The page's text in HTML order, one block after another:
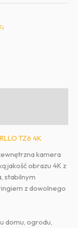
TZ6 4K
kamera
jakość obrazu 4K z
stabilnym
z dowolnego
domu, ogrodu,